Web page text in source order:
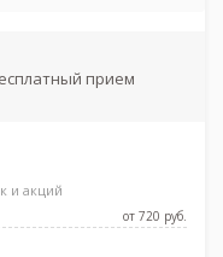
прием
и акций
от 720 pуб.